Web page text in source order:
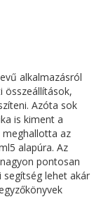
alkalmazásról
összeállítások,
Azóta sok
is kiment a
meghallotta az
alapúra. Az
pontosan
lehet akár